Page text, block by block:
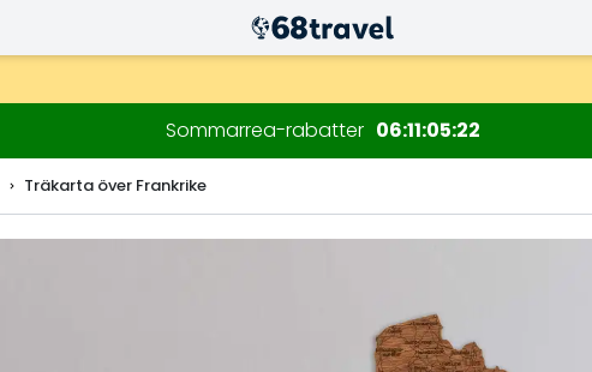
Sommarrea-rabatter 06110521
Träkarta över Frankrike